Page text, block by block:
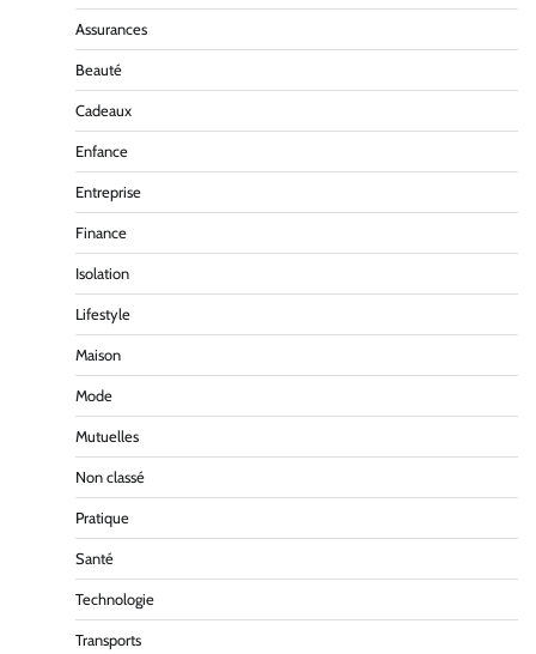
Assurances
Beauté
Cadeaux
Enfance
Entreprise
Finance
Isolation
Lifestyle
Maison
Mode
Mutuelles
Non classé
Pratique
Santé
Technologie
Transports